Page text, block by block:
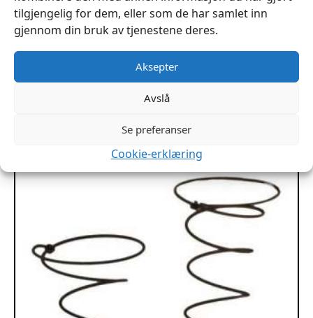
tilgjengelig for dem, eller som de har samlet inn
gjennom din bruk av tjenestene deres.
Aksepter
Avslå
Se preferanser
Cookie-erklæring
kr219